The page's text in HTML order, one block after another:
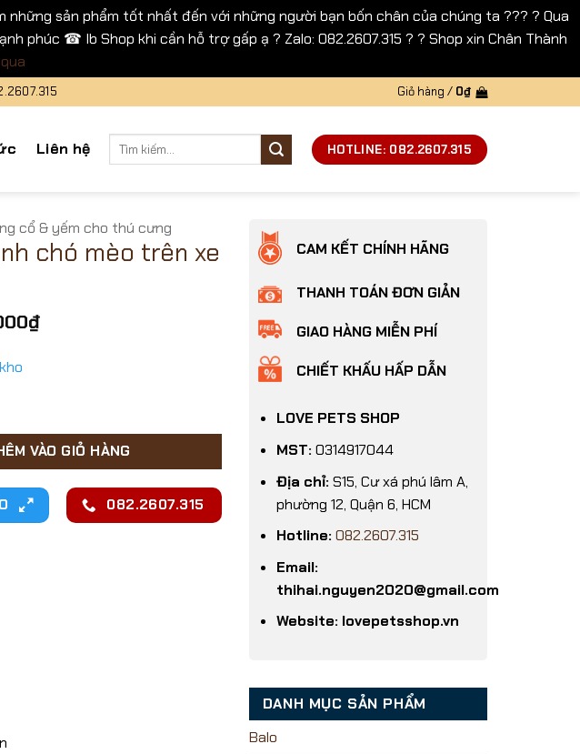
sản phẩm tốt nhất đến với những người bạn bốn chân của chúng ta ??? ? Qua
phúc ☎ Ib Shop khi cần hỗ trợ gấp ạ ? Zalo: 082.2607.315 ? ? Shop xin Chân Thành
Giỏ hàng / 0₫
Liên hệ
Tìm
kiếm:
HOTLINE: 082.2607.315
cổ & yếm cho thú cưng
chó mèo trên xe
₫Giá
VÀO GIỎ HÀNG
082.2607.315
CAM KẾT CHÍNH HÃNG
THANH TOÁN ĐƠN GIẢN
GIAO HÀNG MIỄN PHÍ
CHIẾT KHẤU HẤP DẪN
LOVE PETS SHOP
MST: 0314917044
Địa chỉ: S15, Cư xá phú lâm A,
phường 12, Quận 6, HCM
Hotline: 082.2607.315
Email:
thihai.nguyen2020@gmail.com
Website: lovepetsshop.vn
DANH MỤC SẢN PHẨM
Balo